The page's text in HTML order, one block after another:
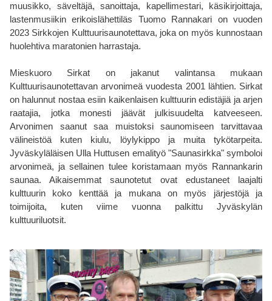
muusikko, säveltäjä, sanoittaja, kapellimestari, käsikirjoittaja,
lastenmusiikin erikoislähettiläs Tuomo Rannakari on vuoden
2023 Sirkkojen Kulttuurisaunotettava, joka on myös kunnostaan
huolehtiva maratonien harrastaja.
Mieskuoro Sirkat on jakanut valintansa mukaan
Kulttuurisaunotettavan arvonimeä vuodesta 2001 lähtien. Sirkat
on halunnut nostaa esiin kaikenlaisen kulttuurin edistäjiä ja arjen
raatajia, jotka monesti jäävät julkisuudelta katveeseen.
Arvonimen saanut saa muistoksi saunomiseen tarvittavaa
välineistöä kuten kiulu, löylykippo ja muita tykötarpeita.
Jyväskyläläisen Ulla Huttusen emalityö "Saunasirkka" symboloi
arvonimeä, ja sellainen tulee koristamaan myös Rannankarin
saunaa. Aikaisemmat saunotetut ovat edustaneet laajalti
kulttuurin koko kenttää ja mukana on myös järjestöjä ja
toimijoita, kuten viime vuonna palkittu Jyväskylän
kulttuuriluotsit.